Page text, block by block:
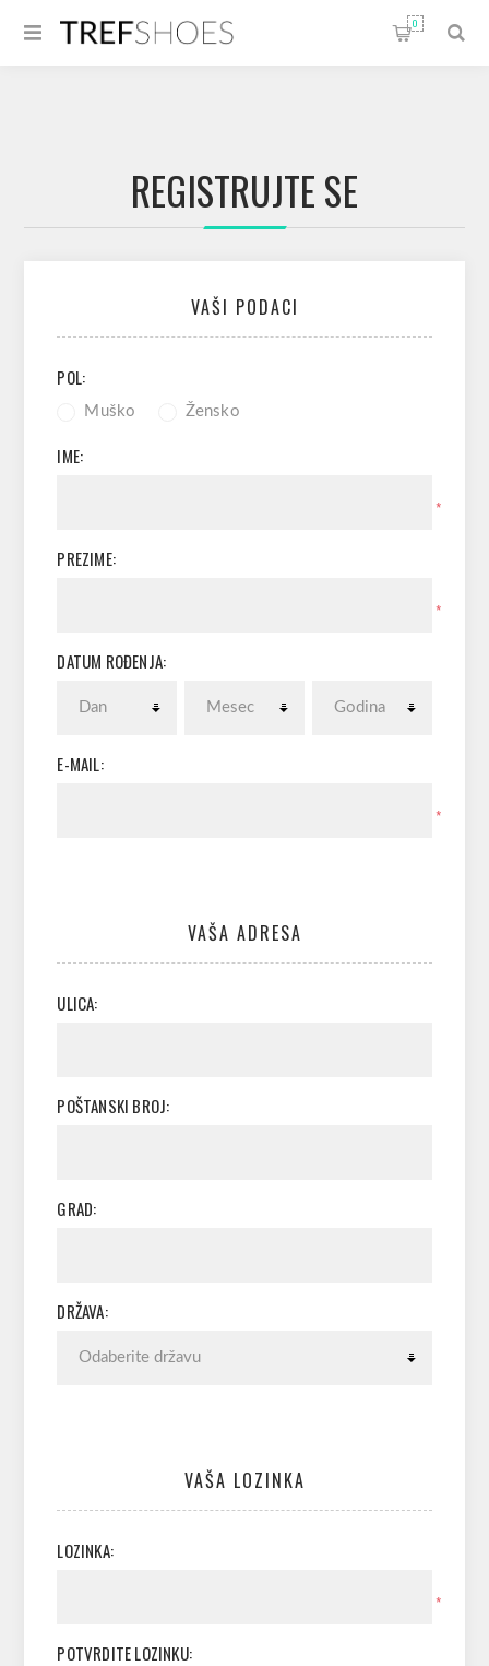
0
REGISTRUJTE SE
VAŠI PODACI
POL:
Muško Žensko
IME:
*
PREZIME:
*
DATUM ROĐENJA:
E-MAIL:
*
VAŠA ADRESA
ULICA:
POŠTANSKI BROJ:
GRAD:
DRŽAVA:
VAŠA LOZINKA
LOZINKA:
*
POTVRDITE LOZINKU: